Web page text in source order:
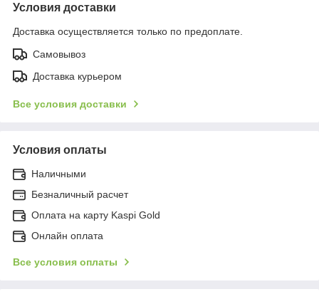
Условия доставки
Доставка осуществляется только по предоплате.
Самовывоз
Доставка курьером
Все условия доставки
Условия оплаты
Наличными
Безналичный расчет
Оплата на карту Kaspi Gold
Онлайн оплата
Все условия оплаты